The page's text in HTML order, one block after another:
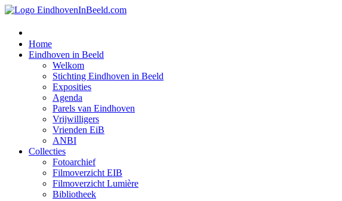
Home
Eindhoven in Beeld
Welkom
Stichting Eindhoven in Beeld
Exposities
Agenda
Parels van Eindhoven
Vrijwilligers
Vrienden EiB
ANBI
Collecties
Fotoarchief
Filmoverzicht EIB
Filmoverzicht Lumière
Bibliotheek